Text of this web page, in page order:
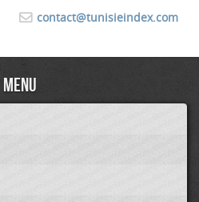
contact@tunisieindex.com
Menu